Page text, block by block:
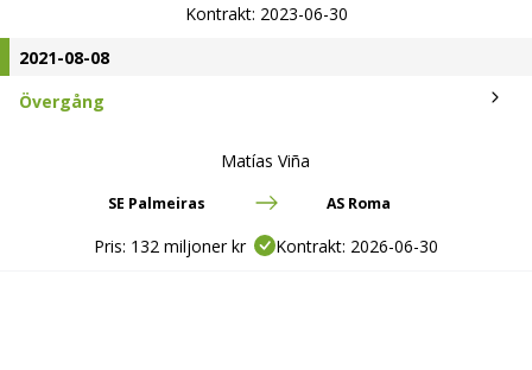
Kontrakt: 2023-06-30
2021-08-08
Övergång
Matías Viña
SE Palmeiras AS Roma
Pris: 132 miljoner kr Kontrakt: 2026-06-30